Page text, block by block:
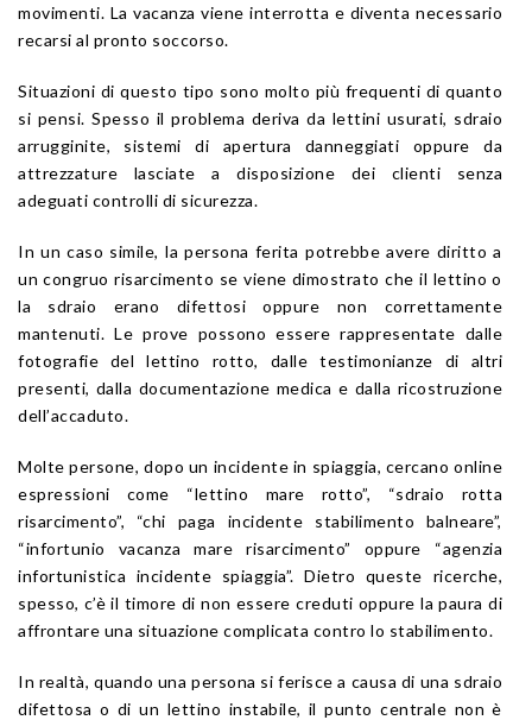
movimenti. La vacanza viene interrotta e diventa necessario
recarsi al pronto soccorso.
Situazioni di questo tipo sono molto più frequenti di quanto
si pensi. Spesso il problema deriva da lettini usurati, sdraio
arrugginite, sistemi di apertura danneggiati oppure da
attrezzature lasciate a disposizione dei clienti senza
adeguati controlli di sicurezza.
In un caso simile, la persona ferita potrebbe avere diritto a
un congruo risarcimento se viene dimostrato che il lettino o
la sdraio erano difettosi oppure non correttamente
mantenuti. Le prove possono essere rappresentate dalle
fotografie del lettino rotto, dalle testimonianze di altri
presenti, dalla documentazione medica e dalla ricostruzione
dell’accaduto.
Molte persone, dopo un incidente in spiaggia, cercano online
espressioni come “lettino mare rotto”, “sdraio rotta
risarcimento”, “chi paga incidente stabilimento balneare”,
“infortunio vacanza mare risarcimento” oppure “agenzia
infortunistica incidente spiaggia”. Dietro queste ricerche,
spesso, c’è il timore di non essere creduti oppure la paura di
affrontare una situazione complicata contro lo stabilimento.
In realtà, quando una persona si ferisce a causa di una sdraio
difettosa o di un lettino instabile, il punto centrale non è